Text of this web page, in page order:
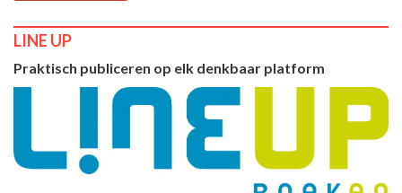
LINE UP
Praktisch publiceren op elk denkbaar platform